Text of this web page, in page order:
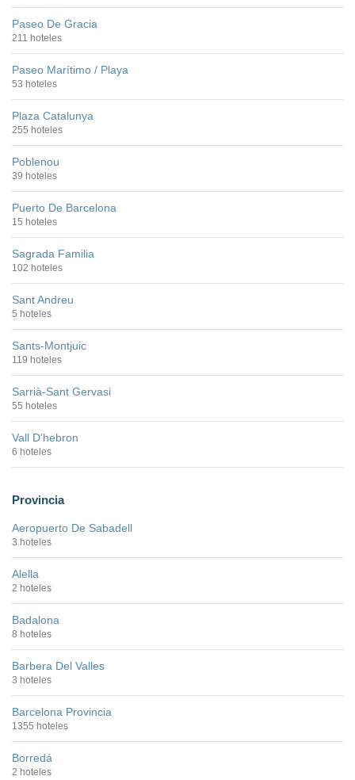
Paseo De Gracia
211 hoteles
Paseo Marítimo / Playa
53 hoteles
Plaza Catalunya
255 hoteles
Poblenou
39 hoteles
Puerto De Barcelona
15 hoteles
Sagrada Familia
102 hoteles
Sant Andreu
5 hoteles
Sants-Montjuic
119 hoteles
Sarrià-Sant Gervasi
55 hoteles
Vall D'hebron
6 hoteles
Provincia
Aeropuerto De Sabadell
3 hoteles
Alella
2 hoteles
Badalona
8 hoteles
Barbera Del Valles
3 hoteles
Barcelona Provincia
1355 hoteles
Borredá
2 hoteles